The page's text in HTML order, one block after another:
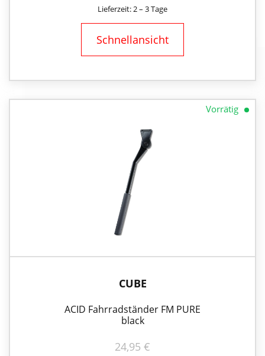
Lieferzeit: 2 – 3 Tage
Schnellansicht
Vorrätig
CUBE
ACID Fahrradständer FM PURE
black
24,95 €